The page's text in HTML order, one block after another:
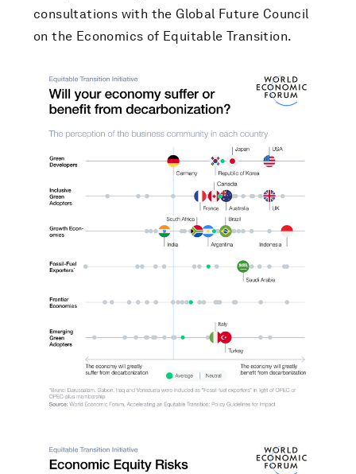
consultations with the Global Future Council
on the Economics of Equitable Transition.